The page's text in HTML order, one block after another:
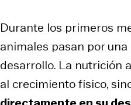
Durante los primeros
animales pasan por
desarrollo. La nutrición
al crecimiento físico,